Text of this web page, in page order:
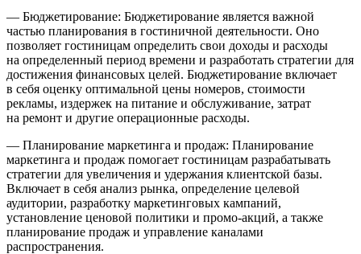
— Бюджетирование: Бюджетирование является важной
частью планирования в гостиничной деятельности. Оно
позволяет гостиницам определить свои доходы и расходы
на определенный период времени и разработать стратегии для
достижения финансовых целей. Бюджетирование включает
в себя оценку оптимальной цены номеров, стоимости
рекламы, издержек на питание и обслуживание, затрат
на ремонт и другие операционные расходы.
— Планирование маркетинга и продаж: Планирование
маркетинга и продаж помогает гостиницам разрабатывать
стратегии для увеличения и удержания клиентской базы.
Включает в себя анализ рынка, определение целевой
аудитории, разработку маркетинговых кампаний,
установление ценовой политики и промо-акций, а также
планирование продаж и управление каналами
распространения.